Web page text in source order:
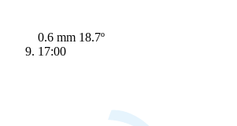
0.6 mm 18.7º
17:00